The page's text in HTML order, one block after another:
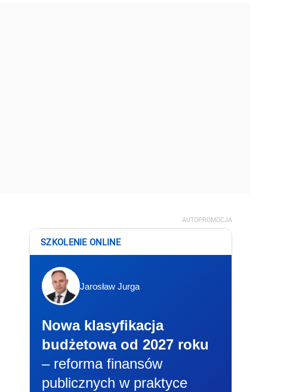
AUTOPROMOCJA
SZKOLENIE ONLINE
Jarosław Jurga
Nowa klasyfikacja
budżetowa od 2027 roku
– reforma finansów
publicznych w praktyce